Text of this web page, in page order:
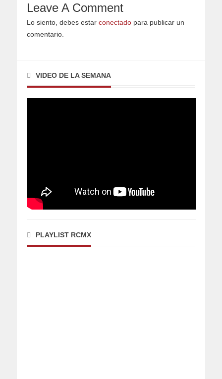
Leave A Comment
Lo siento, debes estar conectado para publicar un
comentario.
VIDEO DE LA SEMANA
PLAYLIST RCMX